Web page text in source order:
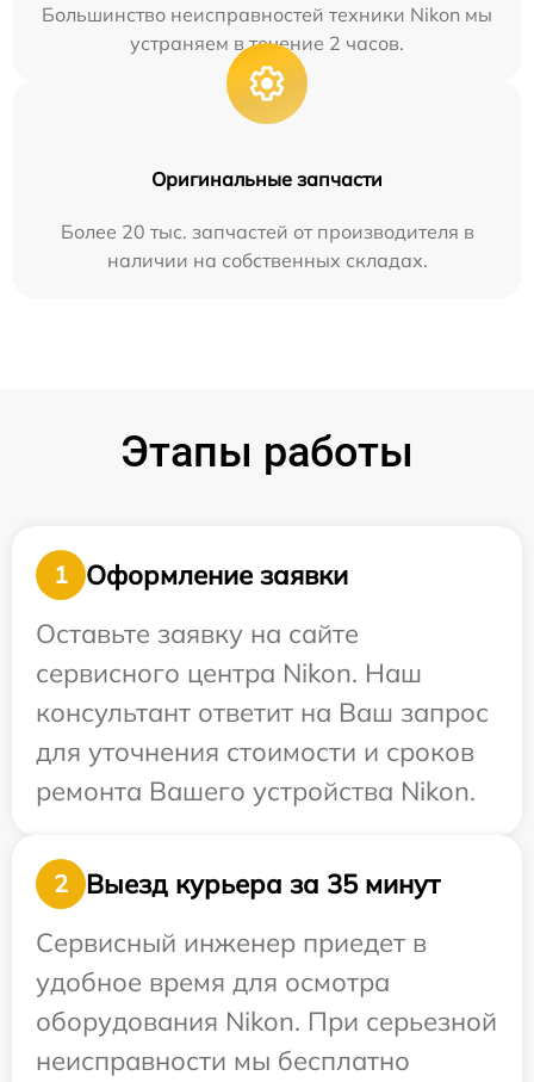
Большинство неисправностей техники Nikon мы
устраняем в течение 2 часов.
Оригинальные запчасти
Более 20 тыс. запчастей от производителя в
наличии на собственных складах.
Этапы работы
1
Оформление заявки
Оставьте заявку на сайте
сервисного центра Nikon. Наш
консультант ответит на Ваш запрос
для уточнения стоимости и сроков
ремонта Вашего устройства Nikon.
2
Выезд курьера за 35 минут
Сервисный инженер приедет в
удобное время для осмотра
оборудования Nikon. При серьезной
неисправности мы бесплатно